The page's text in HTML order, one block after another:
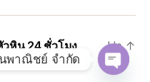
วหิน 24 ชั่วโมง
Up↑
พาณิชย์ จำกัด